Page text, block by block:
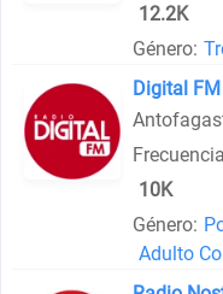
12.2K
Género:
Digital FM
10K
Género:
Adulto